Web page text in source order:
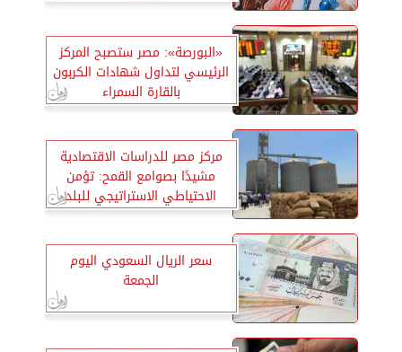
«البورصة»: مصر ستصبح المركز
الرئيسي لتداول شهادات الكربون
بالقارة السمراء
مركز مصر للدراسات الاقتصادية
مشيدًا بصوامع القمح: تؤمن
الاحتياطي الاستراتيجي للبلد
سعر الريال السعودي اليوم
الجمعة